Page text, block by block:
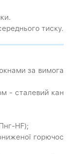
тиску.
за вимога
- сталевий кан
HF);
горючос